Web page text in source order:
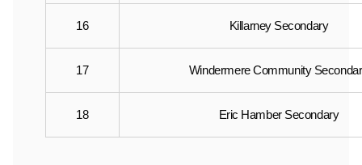
16 Killarney Secondary
17 Windermere Community
18 Eric Hamber Secondary